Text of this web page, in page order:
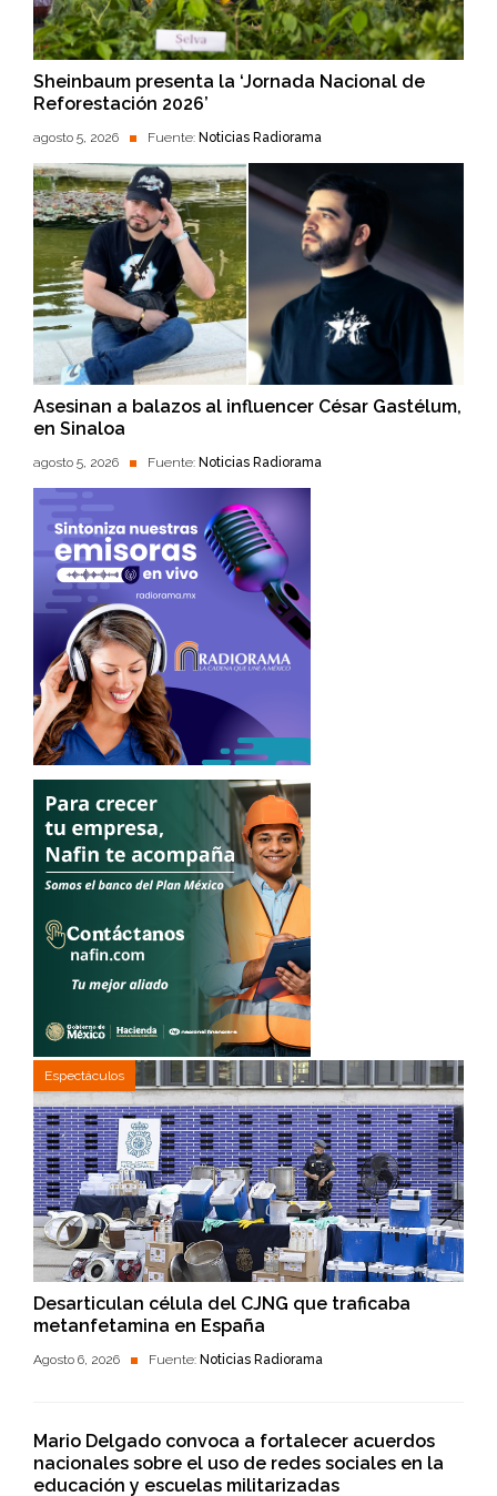
Sheinbaum presenta la ‘Jornada Nacional de
Reforestación 2026’
agosto 5, 2026 Fuente: Noticias Radiorama
Asesinan a balazos al influencer César Gastélum,
en Sinaloa
agosto 5, 2026 Fuente: Noticias Radiorama
Espectáculos
Desarticulan célula del CJNG que traficaba
metanfetamina en España
Agosto 6, 2026 Fuente: Noticias Radiorama
Mario Delgado convoca a fortalecer acuerdos
nacionales sobre el uso de redes sociales en la
educación y escuelas militarizadas